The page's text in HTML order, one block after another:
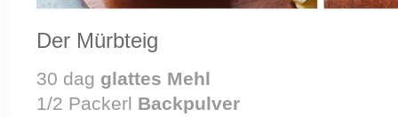
Der Mürbteig
30 dag glattes Mehl
1/2 Packerl Backpulver